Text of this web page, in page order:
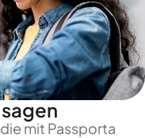
mit Passporta